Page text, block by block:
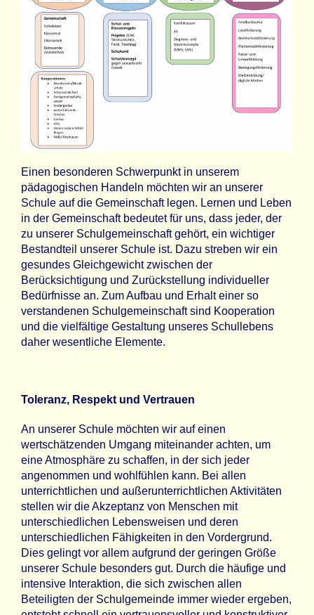
Einen besonderen Schwerpunkt in unserem
pädagogischen Handeln möchten wir an unserer
Schule auf die Gemeinschaft legen. Lernen und Leben
in der Gemeinschaft bedeutet für uns, dass jeder, der
zu unserer Schulgemeinschaft gehört, ein wichtiger
Bestandteil unserer Schule ist. Dazu streben wir ein
gesundes Gleichgewicht zwischen der
Berücksichtigung und Zurückstellung individueller
Bedürfnisse an. Zum Aufbau und Erhalt einer so
verstandenen Schulgemeinschaft sind Kooperation
und die vielfältige Gestaltung unseres Schullebens
daher wesentliche Elemente.
Toleranz, Respekt und Vertrauen
An unserer Schule möchten wir auf einen
wertschätzenden Umgang miteinander achten, um
eine Atmosphäre zu schaffen, in der sich jeder
angenommen und wohlfühlen kann. Bei allen
unterrichtlichen und außerunterrichtlichen Aktivitäten
stellen wir die Akzeptanz von Menschen mit
unterschiedlichen Lebensweisen und deren
unterschiedlichen Fähigkeiten in den Vordergrund.
Dies gelingt vor allem aufgrund der geringen Größe
unserer Schule besonders gut. Durch die häufige und
intensive Interaktion, die sich zwischen allen
Beteiligten der Schulgemeinde immer wieder ergeben,